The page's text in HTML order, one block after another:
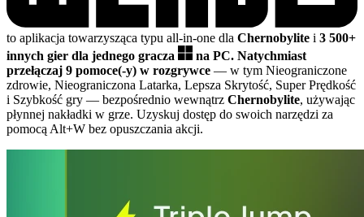
to aplikacja towarzysząca typu all-in-one dla Chernobylite i 3 500+
innych gier dla jednego gracza
na PC. Natychmiast
przełączaj 9 pomoce(-y) w rozgrywce — w tym Nieograniczone
zdrowie, Nieograniczona Latarka, Lepsza Skrytość, Super Prędkość
i Szybkość gry — bezpośrednio wewnątrz Chernobylite, używając
płynnej nakładki w grze. Uzyskuj dostęp do swoich narzędzi za
pomocą Alt+W bez opuszczania akcji.